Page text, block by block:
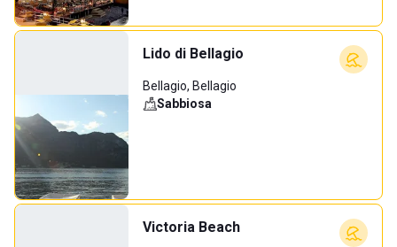
Lido di Bellagio
Bellagio, Bellagio
Sabbiosa
Victoria Beach